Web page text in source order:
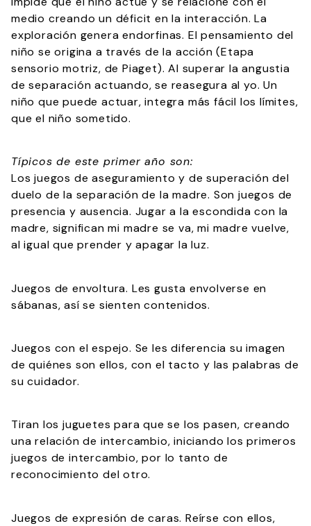
medio creando un déficit en la interacción. La
exploración genera endorfinas. El pensamiento del
niño se origina a través de la acción (Etapa
sensorio motriz, de Piaget). Al superar la angustia
de separación actuando, se reasegura al yo. Un
niño que puede actuar, integra más fácil los límites,
que el niño sometido.
Típicos de este primer año son:
Los juegos de aseguramiento y de superación del
duelo de la separación de la madre. Son juegos de
presencia y ausencia. Jugar a la escondida con la
madre, significan mi madre se va, mi madre vuelve,
al igual que prender y apagar la luz.
Juegos de envoltura. Les gusta envolverse en
sábanas, así se sienten contenidos.
Juegos con el espejo. Se les diferencia su imagen
de quiénes son ellos, con el tacto y las palabras de
su cuidador.
Tiran los juguetes para que se los pasen, creando
una relación de intercambio, iniciando los primeros
juegos de intercambio, por lo tanto de
reconocimiento del otro.
Juegos de expresión de caras. Reírse con ellos,